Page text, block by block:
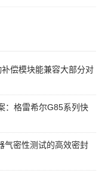
偿模块能兼容大部分对
：格雷希尔G85系列快
气密性测试的高效密封